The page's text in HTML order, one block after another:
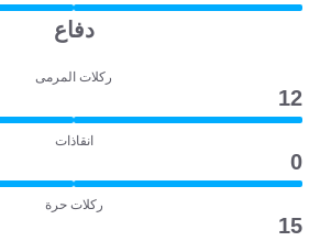
دفاع
ركلات المرمى
12
انقاذات
0
ركلات حرة
15